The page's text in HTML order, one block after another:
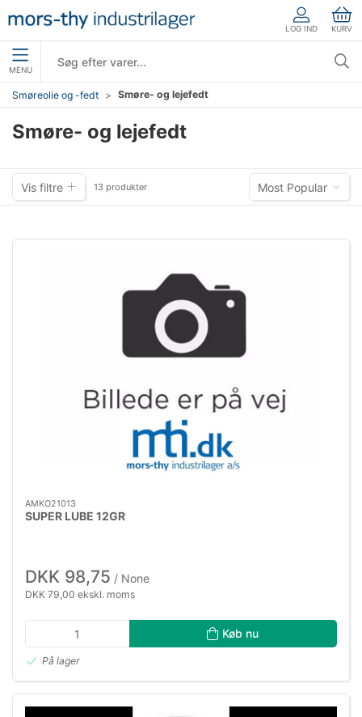
LOG IND KURV
MENU
Smøreolie og -fedt Smøre- og lejefedt
Smøre- og lejefedt
Vis filtre 13 produkter Most Popular
AMKO21013
SUPER LUBE 12GR
DKK 98,75 / None
DKK 79,00 ekskl. moms
Køb nu
På lager